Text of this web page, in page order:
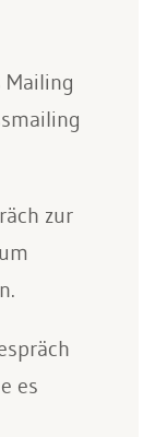
Mailing
zur
es